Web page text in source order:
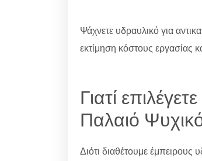
Ψάχνετε υδραυλικό για
εκτίμηση κόστους εργασίας
Γιατί
Παλαιό
Διότι διαθέτουμε